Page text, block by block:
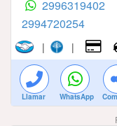
2996319402
2994720254
| |
Llamar WhatsApp